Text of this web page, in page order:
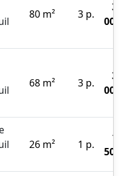
80 m² 3 p.
68 m² 3 p.
26 m² 1 p.